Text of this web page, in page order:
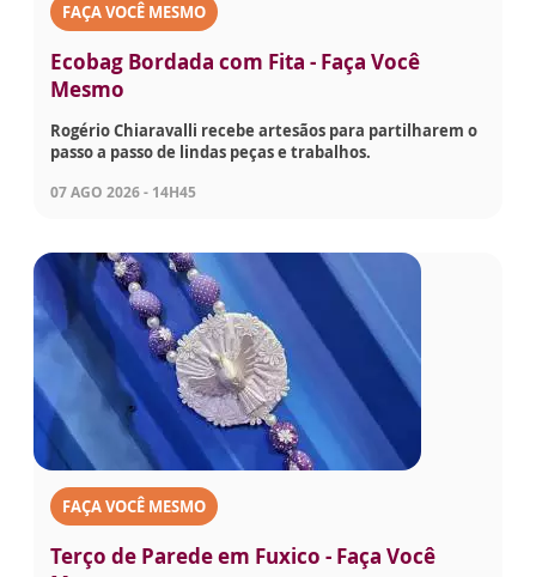
FAÇA VOCÊ MESMO
Ecobag Bordada com Fita - Faça Você
Mesmo
Rogério Chiaravalli recebe artesãos para partilharem o
passo a passo de lindas peças e trabalhos.
07 AGO 2026 - 14H45
FAÇA VOCÊ MESMO
Terço de Parede em Fuxico - Faça Você